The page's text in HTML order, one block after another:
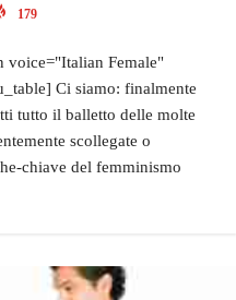
179
voice="Italian Female"
Ci siamo: finalmente
tutto il balletto delle molte
scollegate o
chiave del femminismo